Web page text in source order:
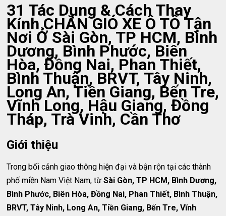
31 Tác Dụng & Cách Thay
Kính CHẮN GIÓ XE Ô TÔ Tận
Nơi Ở Sài Gòn, TP HCM, Bình
Dương, Bình Phước, Biên
Hòa, Đồng Nai, Phan Thiết,
Bình Thuận, BRVT, Tây Ninh,
Long An, Tiền Giang, Bến Tre,
Vĩnh Long, Hậu Giang, Đồng
Tháp, Trà Vinh, Cần Thơ
Giới thiệu
Trong bối cảnh giao thông hiện đại và bận rộn tại các thành
phố miền Nam Việt Nam, từSài Gòn, TP HCM, Bình Dương,
Bình Phước, Biên Hòa, Đồng Nai, Phan Thiết, Bình Thuận,
BRVT, Tây Ninh, Long An, Tiền Giang, Bến Tre, Vĩnh